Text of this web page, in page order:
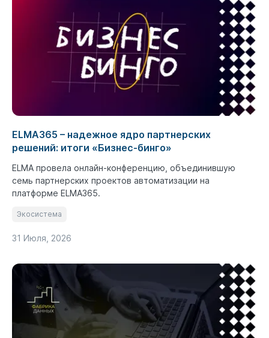
ELMA365 – надежное ядро партнерских
решений: итоги «Бизнес-бинго»
ELMA провела онлайн-конференцию, объединившую
семь партнерских проектов автоматизации на
платформе ELMA365.
Экосистема
31 Июля, 2026